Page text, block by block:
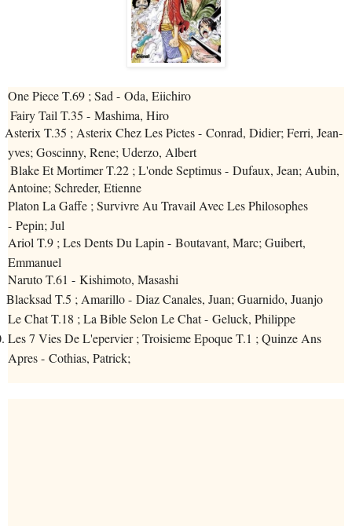
One Piece T.69 ; Sad - Oda, Eiichiro
Tail T.35 - Mashima, Hiro
Asterix T.35 ; Asterix Chez Les Pictes - Conrad, Didier; Ferri, Jean-
yves; Goscinny, Rene; Uderzo, Albert
Et Mortimer T.22 ; L'onde Septimus - Dufaux, Jean; Aubin,
Antoine; Schreder, Etienne
Platon La Gaffe ; Survivre Au Travail Avec Les Philosophes
- Pepin; Jul
Ariol T.9 ; Les Dents Du Lapin - Boutavant, Marc; Guibert,
Emmanuel
Naruto T.61 - Kishimoto, Masashi
Blacksad T.5 ; Amarillo - Diaz Canales, Juan; Guarnido, Juanjo
Le Chat T.18 ; La Bible Selon Le Chat - Geluck, Philippe
Les 7 Vies De L'epervier ; Troisieme Epoque T.1 ; Quinze Ans
Apres - Cothias, Patrick;